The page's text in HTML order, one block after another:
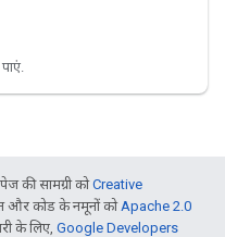
की सामग्री कोCreative
और कोड के नमूनों को Apache 2.0
के लिए, Google Developers